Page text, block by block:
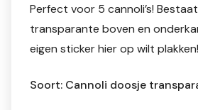
Perfect voor 5 cannoli’s!
transparante boven en
eigen sticker hier op wilt plakken!
Soort: Cannoli doosje